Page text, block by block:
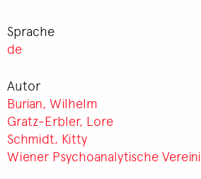
Sprache
de
Autor
Burian, Wilhelm
Gratz-Erbler, Lore
Schmidt, Kitty
Wiener Psychoanalytische